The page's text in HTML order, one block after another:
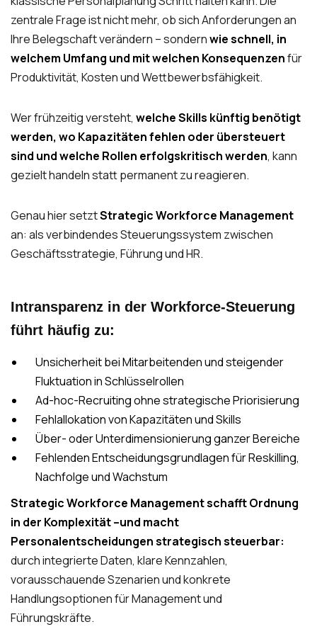
zentrale Frage ist nicht mehr, ob sich Anforderungen an
Ihre Belegschaft verändern – sondernwie schnell, in
welchem Umfang und mit welchen Konsequenzenfür
Produktivität, Kosten und Wettbewerbsfähigkeit.
Wer frühzeitig versteht, welche Skills künftig benötigt
werden, wo Kapazitäten fehlen oder übersteuert
sind und welche Rollen erfolgskritisch werden, kann
gezielt handeln statt permanent zu reagieren.
Genau hier setztStrategic Workforce Management
an: als verbindendes Steuerungssystem zwischen
Geschäftsstrategie, Führung und HR.
Intransparenz in der Workforce-Steuerung
führt häufig zu:
Unsicherheit bei Mitarbeitenden und steigender
Fluktuation in Schlüsselrollen
Ad-hoc-Recruiting ohne strategische Priorisierung
Fehlallokation von Kapazitäten und Skills
Über- oder Unterdimensionierung ganzer Bereiche
Fehlenden Entscheidungsgrundlagen für Reskilling,
Nachfolge und Wachstum
Strategic Workforce Management schafft Ordnung
in der Komplexität –und macht
Personalentscheidungen strategisch steuerbar:
durch integrierte Daten, klare Kennzahlen,
vorausschauende Szenarien und konkrete
Handlungsoptionen für Management und
Führungskräfte.